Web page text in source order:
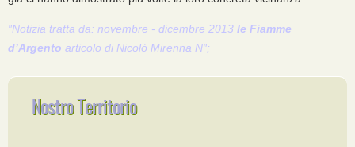
″Notizia tratta da: novembre - dicembre 2013 le Fiamme
d’Argento articolo di Nicolò Mirenna N″;
Nostro Territorio